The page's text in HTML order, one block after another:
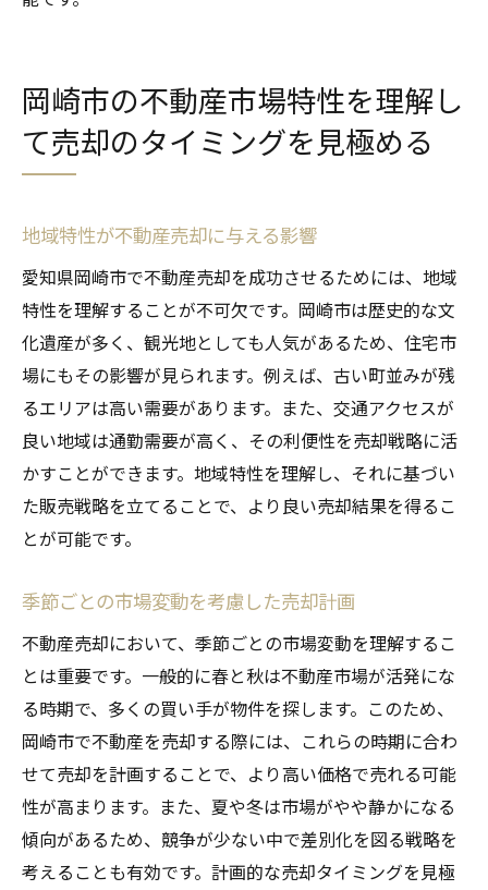
岡崎市の不動産市場特性を理解し
て売却のタイミングを見極める
地域特性が不動産売却に与える影響
愛知県岡崎市で不動産売却を成功させるためには、地域
特性を理解することが不可欠です。岡崎市は歴史的な文
化遺産が多く、観光地としても人気があるため、住宅市
場にもその影響が見られます。例えば、古い町並みが残
るエリアは高い需要があります。また、交通アクセスが
良い地域は通勤需要が高く、その利便性を売却戦略に活
かすことができます。地域特性を理解し、それに基づい
た販売戦略を立てることで、より良い売却結果を得るこ
とが可能です。
季節ごとの市場変動を考慮した売却計画
不動産売却において、季節ごとの市場変動を理解するこ
とは重要です。一般的に春と秋は不動産市場が活発にな
る時期で、多くの買い手が物件を探します。このため、
岡崎市で不動産を売却する際には、これらの時期に合わ
せて売却を計画することで、より高い価格で売れる可能
性が高まります。また、夏や冬は市場がやや静かになる
傾向があるため、競争が少ない中で差別化を図る戦略を
考えることも有効です。計画的な売却タイミングを見極